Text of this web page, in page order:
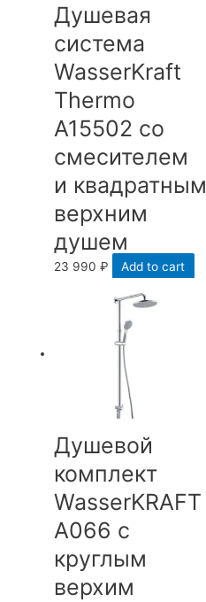
Душевая
система
WasserKraft
Thermo
A15502 со
смесителем
и квадратным
верхним
душем
23 990₽ Add to cart
Душевой
комплект
WasserKRAFT
А066 с
круглым
верхим